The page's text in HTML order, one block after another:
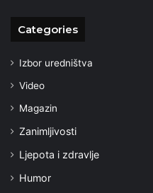
Categories
Izbor uredništva
Video
Magazin
Zanimljivosti
Ljepota i zdravlje
Humor